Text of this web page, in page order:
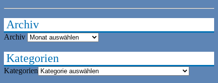
Archiv
Archiv
Kategorien
Kategorien